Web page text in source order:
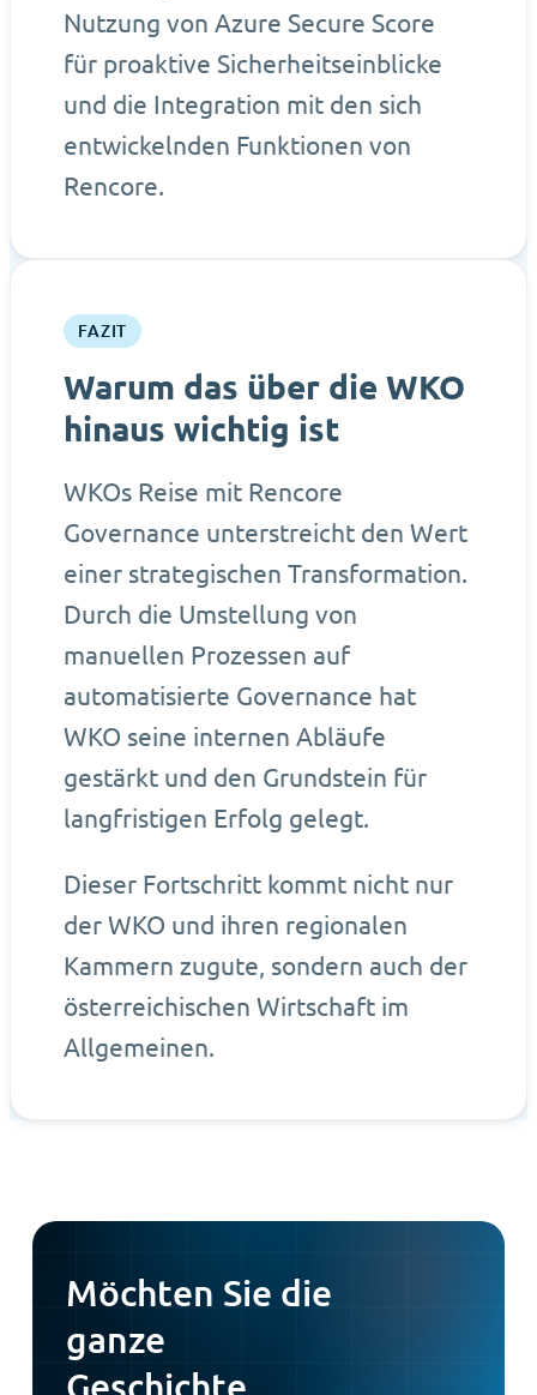
Nutzung von Azure Secure Score
für proaktive Sicherheitseinblicke
und die Integration mit den sich
entwickelnden Funktionen von
Rencore.
FAZIT
Warum das über die WKO
hinaus wichtig ist
WKOs Reise mit Rencore
Governance unterstreicht den Wert
einer strategischen Transformation.
Durch die Umstellung von
manuellen Prozessen auf
automatisierte Governance hat
WKO seine internen Abläufe
gestärkt und den Grundstein für
langfristigen Erfolg gelegt.
Dieser Fortschritt kommt nicht nur
der WKO und ihren regionalen
Kammern zugute, sondern auch der
österreichischen Wirtschaft im
Allgemeinen.
Möchten Sie die
ganze
Geschichte